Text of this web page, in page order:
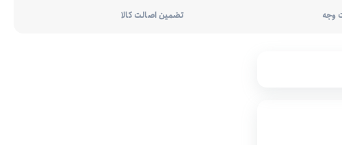
وجه تضمین اصالت کالا